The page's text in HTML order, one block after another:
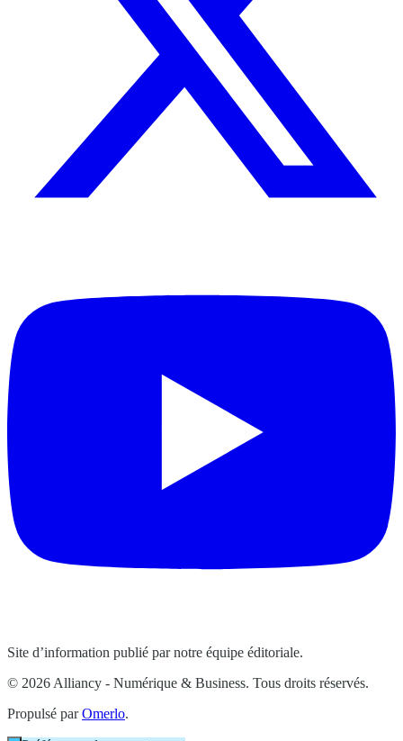
Site d’information publié par notre équipe éditoriale.
© 2026 Alliancy - Numérique & Business. Tous droits réservés.
Propulsé parOmerlo.